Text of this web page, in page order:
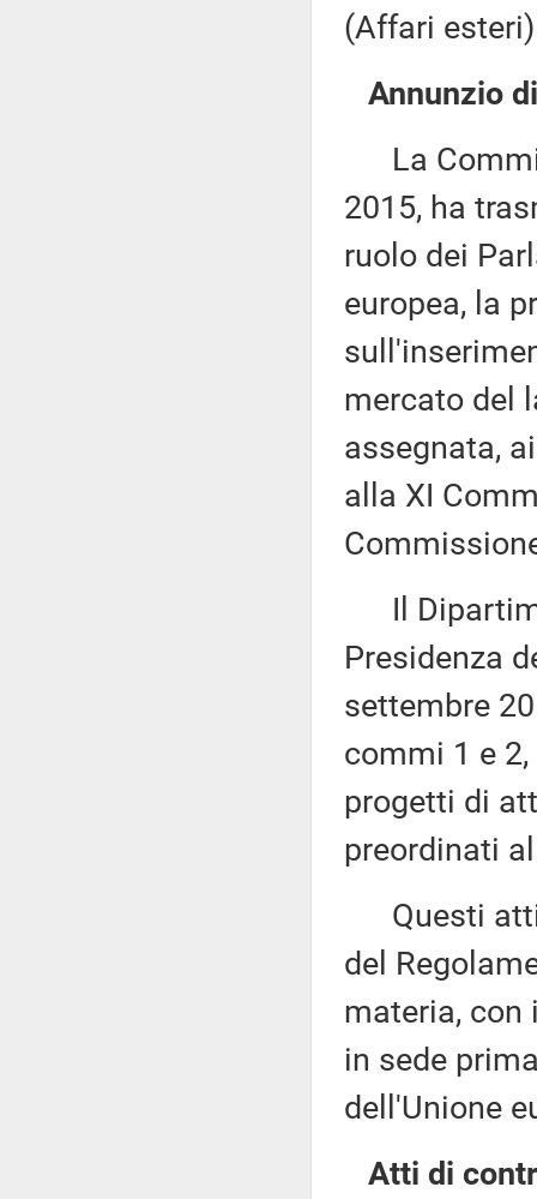
(Affari
Annunzio
La
2015, ha
ruolo dei
europea, la
mercato del
assegnata,
alla XI
Il
Presidenza
settembre
commi 1 e
progetti di
preordinati
Questi atti
del
materia, con
in sede
dell'Unione
Atti di